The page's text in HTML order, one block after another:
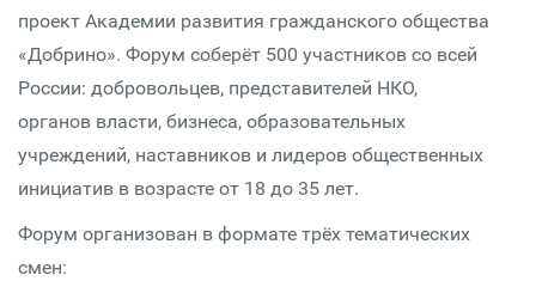
проект Академии развития гражданского общества
«Добрино». Форум соберёт 500 участников со всей
России: добровольцев, представителей НКО,
органов власти, бизнеса, образовательных
учреждений, наставников и лидеров общественных
инициатив в возрасте от 18 до 35 лет.
Форум организован в формате трёх тематических
смен: